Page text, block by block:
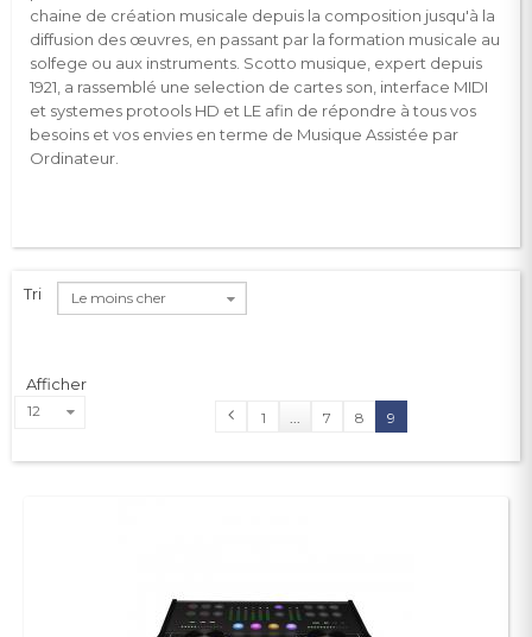
chaine de création musicale depuis la composition jusqu'à la
diffusion des œuvres, en passant par la formation musicale au
solfege ou aux instruments. Scotto musique, expert depuis
1921, a rassemblé une selection de cartes son, interface MIDI
et systemes protools HD et LE afin de répondre à tous vos
besoins et vos envies en terme de Musique Assistée par
Ordinateur.
1 7 8 9
Tri Le moins cher
Afficher
12